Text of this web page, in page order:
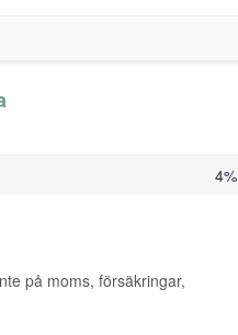
4%
på moms, försäkringar,